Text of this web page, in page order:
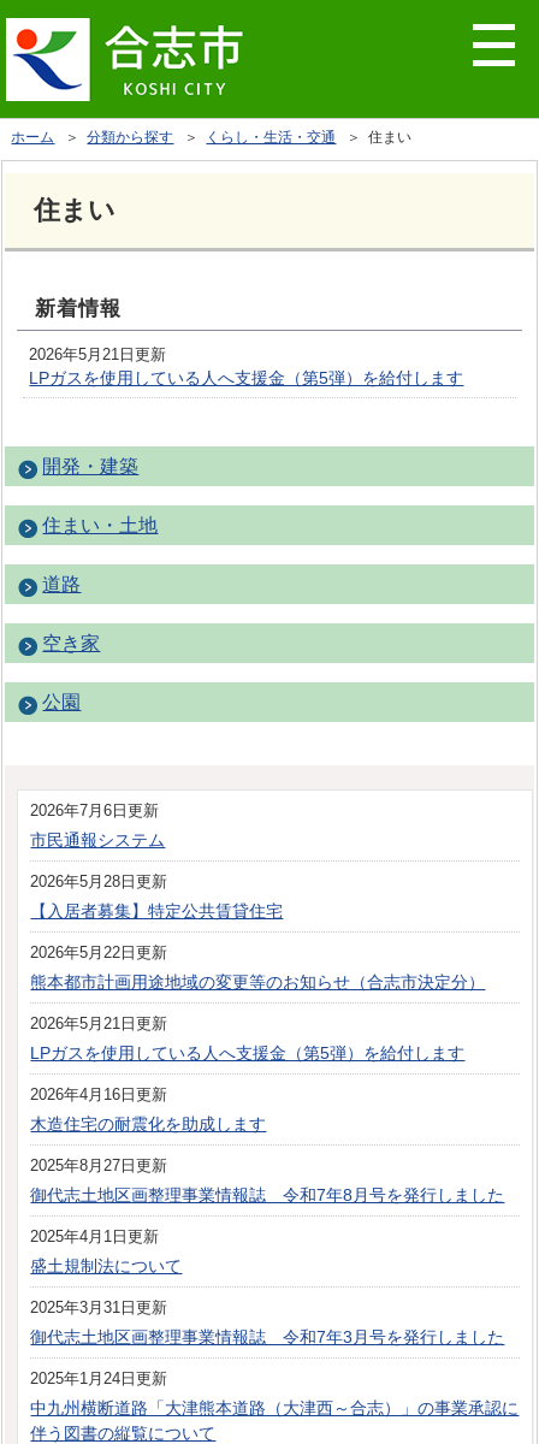
ホーム ＞分類から探す ＞ くらし・生活・交通 ＞ 住まい
住まい
新着情報
2026年5月21日更新
LPガスを使用している人へ支援金（第5弾）を給付します
開発・建築
住まい・土地
道路
空き家
公園
2026年7月6日更新
市民通報システム
2026年5月28日更新
【入居者募集】特定公共賃貸住宅
2026年5月22日更新
熊本都市計画用途地域の変更等のお知らせ（合志市決定分）
2026年5月21日更新
LPガスを使用している人へ支援金（第5弾）を給付します
2026年4月16日更新
木造住宅の耐震化を助成します
2025年8月27日更新
御代志土地区画整理事業情報誌 令和7年8月号を発行しました
2025年4月1日更新
盛土規制法について
2025年3月31日更新
御代志土地区画整理事業情報誌 令和7年3月号を発行しました
2025年1月24日更新
中九州横断道路「大津熊本道路（大津西～合志）」の事業承認に
伴う図書の縦覧について